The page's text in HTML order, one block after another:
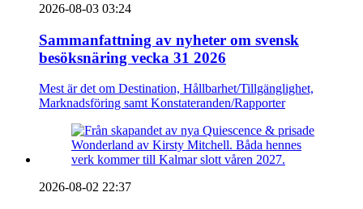
2026-08-03 03:24
Sammanfattning av nyheter om svensk
besöksnäring vecka 31 2026
Mest är det om Destination, Hållbarhet/Tillgänglighet,
Marknadsföring samt Konstateranden/Rapporter
2026-08-02 22:37